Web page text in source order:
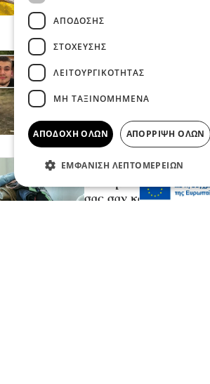
«Κάτι απέσπασε την
οδηγού»:
ρίξει φως στα αίτια
στις Σέρρες
πριν 1 ώρα
Μόδα
10 συμβουλές για να
σας σαν καινούργια
ΑΠΌΔΟΣΗΣ
ΣΤΌΧΕΥΣΗΣ
ΛΕΙΤΟΥΡΓΙΚΌΤΗΤΑΣ
ΜΗ ΤΑΞΙΝΟΜΗΜΈΝΑ
ΑΠΟΔΟΧΉ ΌΛΩΝ ΑΠΌΡΡΙΨΗ ΌΛΩΝ
ΕΜΦΆΝΙΣΗ ΛΕΠΤΟΜΕΡΕΙΏΝ